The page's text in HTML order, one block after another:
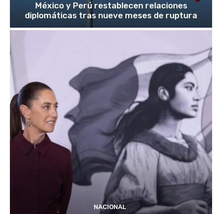
México y Perú restablecen relaciones
diplomáticas tras nueve meses de ruptura
NACIONAL